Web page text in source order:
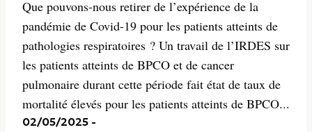
Que pouvons-nous retirer de l’expérience de la
pandémie de Covid-19 pour les patients atteints de
pathologies respiratoires ? Un travail de l’IRDES sur
les patients atteints de BPCO et de cancer
pulmonaire durant cette période fait état de taux de
mortalité élevés pour les patients atteints de BPCO...
02/05/2025 -